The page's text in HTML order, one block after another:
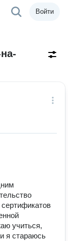
Войти
учиться,
я стараюсь